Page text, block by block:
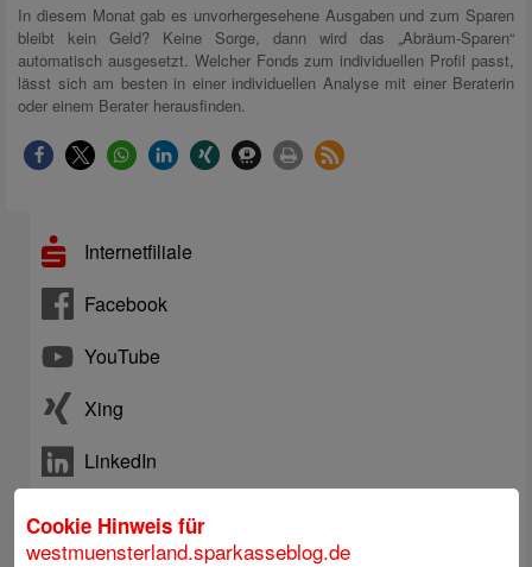
In diesem Monat gab es unvorhergesehene Ausgaben und zum Sparen
bleibt kein Geld? Keine Sorge, dann wird das „Abräum-Sparen“
automatisch ausgesetzt. Welcher Fonds zum individuellen Profil passt,
lässt sich am besten in einer individuellen Analyse mit einer Beraterin
oder einem Berater herausfinden.
Internetfiliale
Facebook
YouTube
Xing
LinkedIn
Instagram
Cookie Hinweis für
westmuensterland.sparkasseblog.de